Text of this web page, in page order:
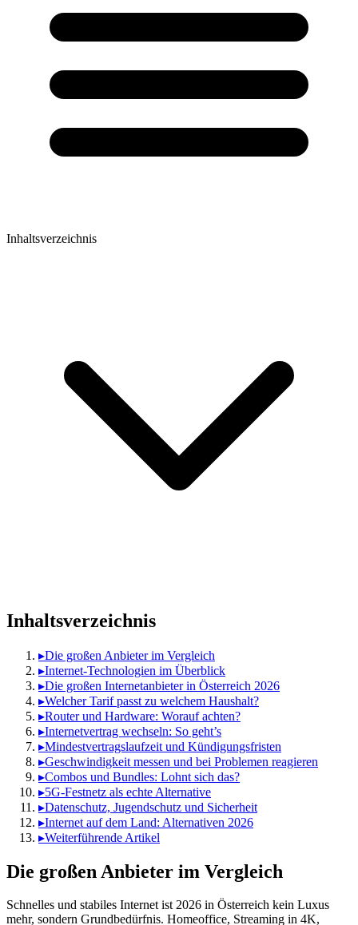
Inhaltsverzeichnis
Inhaltsverzeichnis
▸Die großen Anbieter im Vergleich
▸Internet-Technologien im Überblick
▸Die großen Internetanbieter in Österreich 2026
▸Welcher Tarif passt zu welchem Haushalt?
▸Router und Hardware: Worauf achten?
▸Internetvertrag wechseln: So geht’s
▸Mindestvertragslaufzeit und Kündigungsfristen
▸Geschwindigkeit messen und bei Problemen reagieren
▸Combos und Bundles: Lohnt sich das?
▸5G-Festnetz als echte Alternative
▸Datenschutz, Jugendschutz und Sicherheit
▸Internet auf dem Land: Alternativen 2026
▸Weiterführende Artikel
Die großen Anbieter im Vergleich
Schnelles und stabiles Internet ist 2026 in Österreich kein Luxus
mehr, sondern Grundbedürfnis. Homeoffice, Streaming in 4K,